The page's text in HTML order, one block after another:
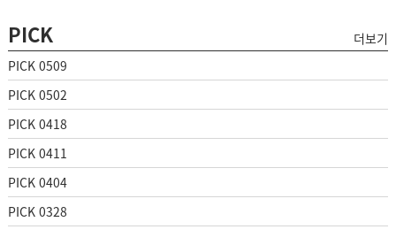
PICK
더보기
PICK 0509
PICK 0502
PICK 0418
PICK 0411
PICK 0404
PICK 0328